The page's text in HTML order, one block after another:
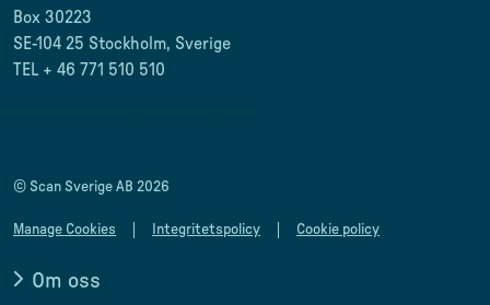
Box 30223
SE-104 25 Stockholm, Sverige
TEL + 46 771 510 510
© Scan Sverige AB 2026
Manage Cookies Integritetspolicy Cookie policy
Om oss